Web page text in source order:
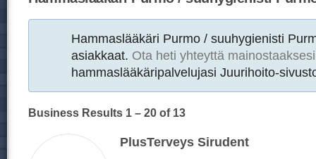
Hammaslääkäri Purmo / suuhygienisti
asiakkaat. Ota heti yhteyttä mainostaaksesi
hammaslääkäripalvelujasi Juurihoito-
Business Results 1 – 20 of 13
PlusTerveys Sirudent